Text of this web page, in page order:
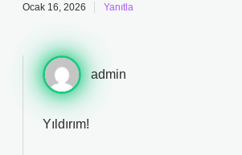
Ocak 16, 2026 Yanıtla
admin
Yıldırım!